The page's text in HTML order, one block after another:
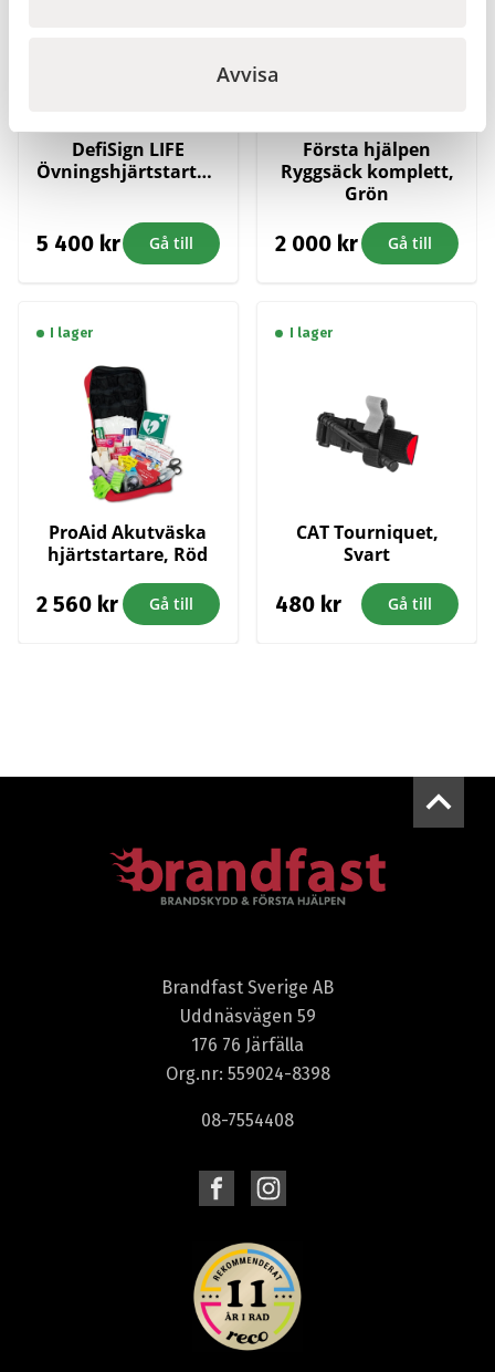
Avvisa
DefiSign LIFE
Övningshjärtstartare
5 400 kr Gå till
Första hjälpen
Ryggsäck komplett,
Grön
2 000 kr Gå till
I lager
ProAid Akutväska
hjärtstartare, Röd
2 560 kr Gå till
I lager
CAT Tourniquet,
Svart
480 kr Gå till
Brandfast Sverige AB
Uddnäsvägen 59
176 76 Järfälla
Org.nr: 559024-8398
08-7554408